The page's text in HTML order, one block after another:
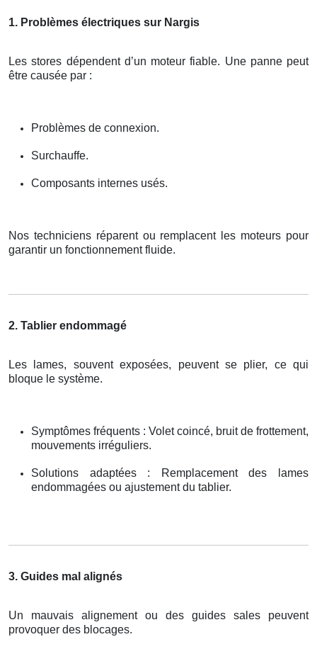
1. Problèmes électriques sur Nargis
Les stores dépendent d’un moteur fiable. Une panne peut
être causée par :
Problèmes de connexion.
Surchauffe.
Composants internes usés.
Nos techniciens réparent ou remplacent les moteurs pour
garantir un fonctionnement fluide.
2. Tablier endommagé
Les lames, souvent exposées, peuvent se plier, ce qui
bloque le système.
Symptômes fréquents : Volet coincé, bruit de frottement,
mouvements irréguliers.
Solutions adaptées : Remplacement des lames
endommagées ou ajustement du tablier.
3. Guides mal alignés
Un mauvais alignement ou des guides sales peuvent
provoquer des blocages.